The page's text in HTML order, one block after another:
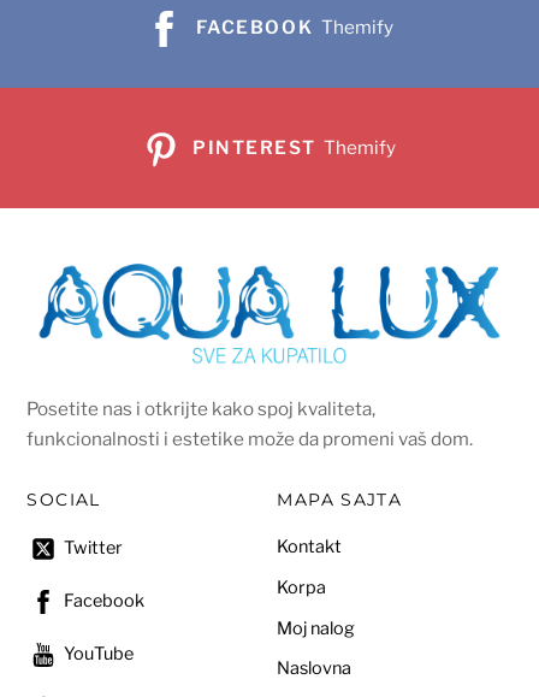
FACEBOOK Themify
PINTEREST Themify
Posetite nas i otkrijte kako spoj kvaliteta,
funkcionalnosti i estetike može da promeni vaš dom.
SOCIAL
Twitter
Facebook
YouTube
MAPA SAJTA
Kontakt
Korpa
Moj nalog
Naslovna